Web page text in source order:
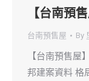
【台南預
台南預售屋 By
【台南預售屋
邦建案資料 格